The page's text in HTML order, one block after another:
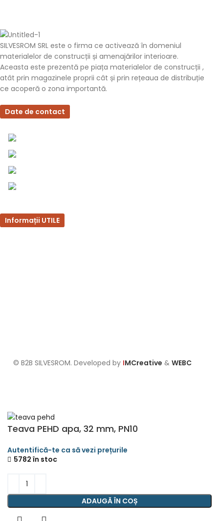
SILVESROM SRL este o firma ce activează în domeniul
materialelor de construcții și amenajărilor interioare.
Aceasta este prezentă pe piața materialelor de construcții ,
atât prin magazinele proprii cât și prin rețeaua de distribuție
ce acoperă o zona importantă.
Date de contact
Informații UTILE
© B2B SILVESROM. Developed by IMCreative & WEBC
Teava PEHD apa, 32 mm, PN10
5782 în stoc
ADAUGĂ ÎN COȘ